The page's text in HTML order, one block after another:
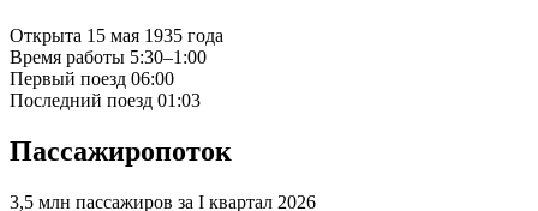
Открыта 15 мая 1935 года
Время работы 5:30–1:00
Первый поезд 06:00
Последний поезд 01:03
Пассажиропоток
3,5 млн пассажиров за I квартал 2026